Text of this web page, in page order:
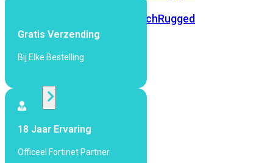
FortiSwitchRugged
424F-
Access
bekijken
Gratis Verzending
Bij Elke Bestelling
18 Jaar Ervaring
Officeel Fortinet Partner